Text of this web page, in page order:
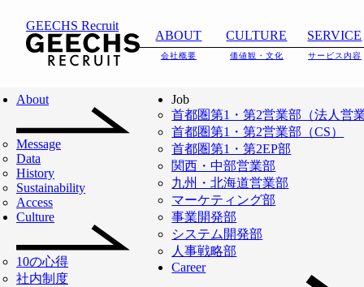
GEECHS Recruit
ABOUT
会社概要
CULTURE
価値観・文化
SERVICE
サービス内容
About
Message
Data
History
Sustainability
Access
Culture
10の心得
社内制度
Job
首都圏第1・第2営業部（法人営
首都圏第1・第2営業部（CS）
首都圏第1・第2EP部
関西・中部営業部
九州・北海道営業部
マーケティング部
事業開発部
システム開発部
人事戦略部
Career
NEWS
採用サイトをリニ
ューアルいたしま
した。
会社概要
ABOUT
IT人材不足の解決か
ら
日本のDX・AXを加
速させるインフラ
へ。
「働き方の『新しい』当たり
Read More